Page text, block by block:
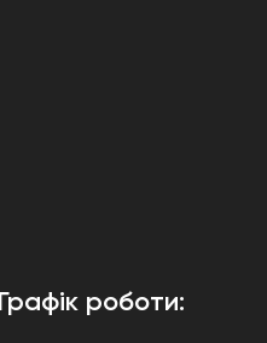
Графік роботи: